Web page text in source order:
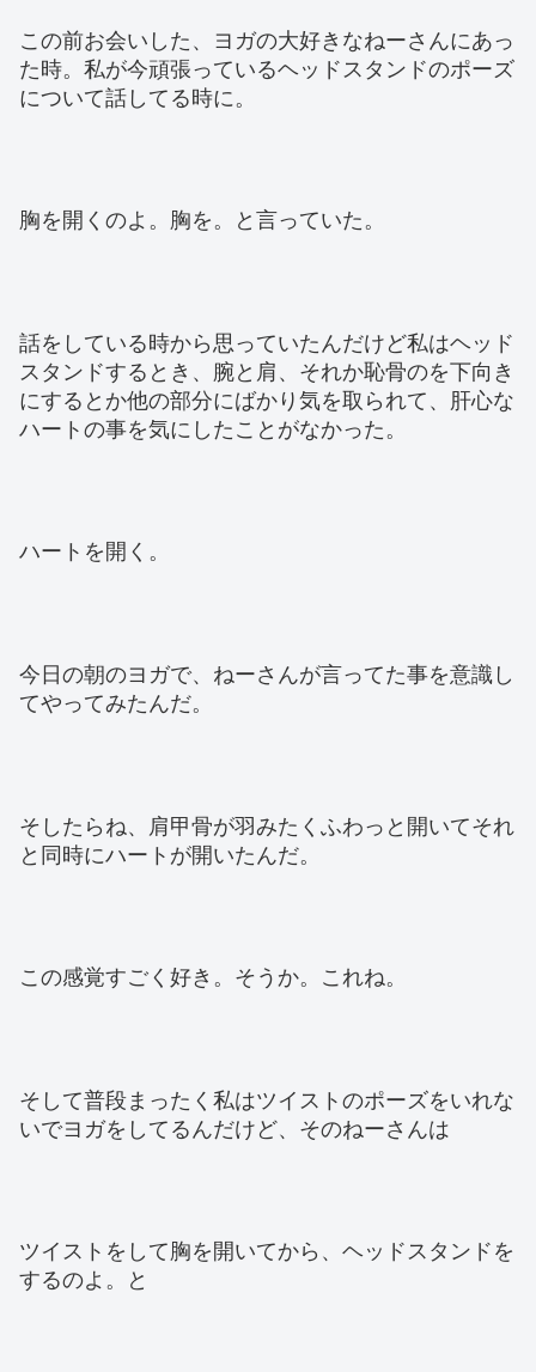
この前お会いした、ヨガの大好きなねーさんにあっ
た時。私が今頑張っているヘッドスタンドのポーズ
について話してる時に。
胸を開くのよ。胸を。と言っていた。
話をしている時から思っていたんだけど私はヘッド
スタンドするとき、腕と肩、それか恥骨のを下向き
にするとか他の部分にばかり気を取られて、肝心な
ハートの事を気にしたことがなかった。
ハートを開く。
今日の朝のヨガで、ねーさんが言ってた事を意識し
てやってみたんだ。
そしたらね、肩甲骨が羽みたくふわっと開いてそれ
と同時にハートが開いたんだ。
この感覚すごく好き。そうか。これね。
そして普段まったく私はツイストのポーズをいれな
いでヨガをしてるんだけど、そのねーさんは
ツイストをして胸を開いてから、ヘッドスタンドを
するのよ。と